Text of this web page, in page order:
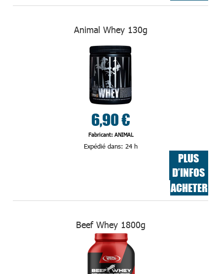
Animal Whey 130g
6,90 €
Fabricant: ANIMAL
Expédié dans: 24 h
PLUS
D’INFOS
ACHETER
Beef Whey 1800g